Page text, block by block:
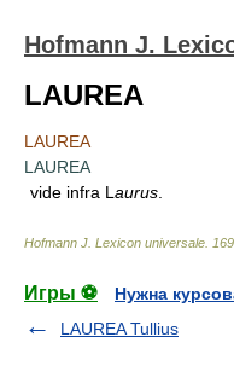
Hofmann J.
LAUREA
LAUREA
LAUREA
vide infra L aurus
Hofmann J. Lexicon universale
Игры ⚽
Нужна
LAUREA Tullius